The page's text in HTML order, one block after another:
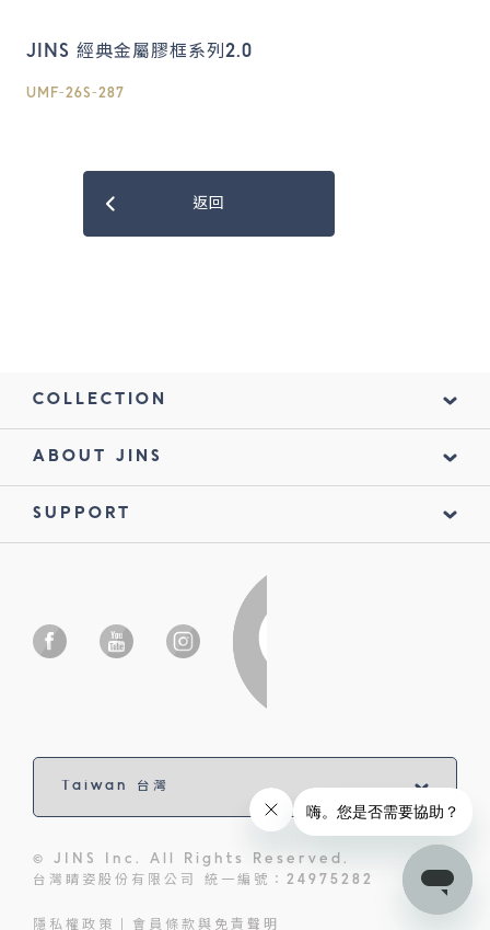
JINS 經典金屬膠框系列2.0
UMF-26S-287
返回
COLLECTION
ABOUT JINS
SUPPORT
© JINS Inc. All Rights Reserved.
台灣睛姿股份有限公司 統一編號：24975282
隱私權政策 會員條款與免責聲明